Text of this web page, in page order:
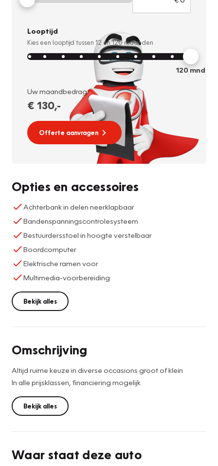
Looptijd
Kies een looptijd tussen 12 en120 maanden
120mnd
Uw maandbedrag:
€ 130,-
Offerte aanvragen
Opties en accessoires
Achterbank in delen neerklapbaar
Bandenspanningscontrolesysteem
Bestuurdersstoel in hoogte verstelbaar
Boordcomputer
Elektrische ramen voor
Multimedia-voorbereiding
Bekijk alles
Omschrijving
Altijd ruime keuze in diverse occasions groot of klein
In alle prijsklassen, financiering mogelijk
Bekijk alles
Waar staat deze auto